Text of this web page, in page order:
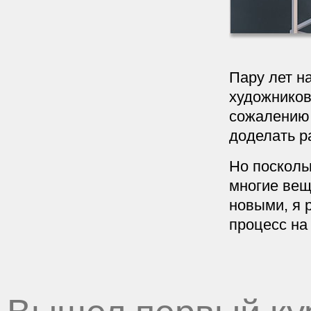
Пару лет
доделать
Но
многие
новыми, я
процесс